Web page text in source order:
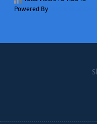
Powered By